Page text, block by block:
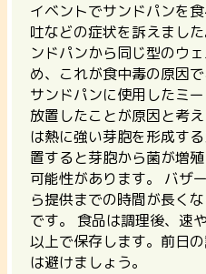
イベントでサンドパンを
吐などの症状を訴えました
ンドパンから同じ型のウ
め、これが食中毒の原因
サンドパンに使用したミ
放置したことが原因と考
は熱に強い芽胞を形成す
置すると芽胞から菌が増
可能性があります。 バザ
ら提供までの時間が長く
です。 食品は調理後、
以上で保存します。前日
は避けましょう。